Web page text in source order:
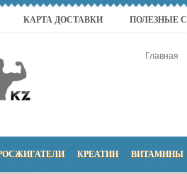
КАРТА ДОСТАВКИ ПОЛЕЗНЫЕ
Главная
КРЕАТИН ВИТАМИНЫ